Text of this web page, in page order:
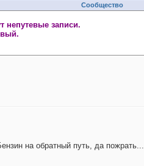
Сообщество
непутевые записи.
на обратный путь, да пожрать...